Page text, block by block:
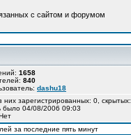
с сайтом и форумом
1658
840
dashu18
них зарегистрированных: 0,
было 04/08/2006 09:03
за последние пять минут